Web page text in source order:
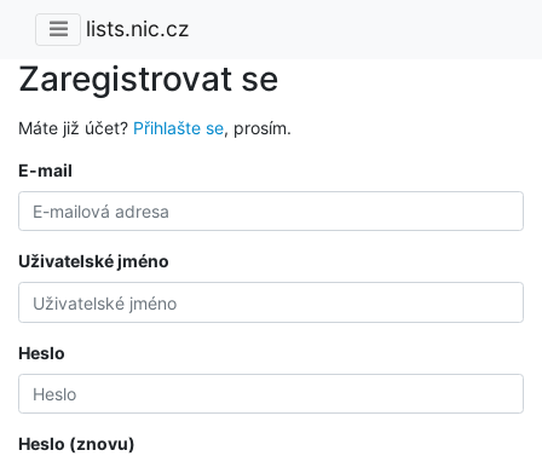
lists.nic.cz
Zaregistrovat se
Máte již účet? Přihlašte se, prosím.
E-mail
Uživatelské jméno
Heslo
Heslo (znovu)